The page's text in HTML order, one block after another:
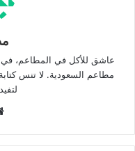
عاشق للأكل في المطاعم، في
مطاعم السعودية. لا تنس